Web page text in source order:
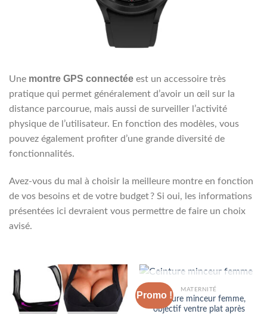
Une montre GPS connectée est un accessoire très
pratique qui permet généralement d’avoir un œil sur la
distance parcourue, mais aussi de surveiller l’activité
physique de l’utilisateur. En fonction des modèles, vous
pouvez également profiter d’une grande diversité de
fonctionnalités.
Avez-vous du mal à choisir la meilleure montre en fonction
de vos besoins et de votre budget ? Si oui, les informations
présentées ici devraient vous permettre de faire un choix
avisé.
Promo !
RUPTURE DE STOCK
MATERNITÉ
Ceinture minceur femme,
objectif ventre plat après